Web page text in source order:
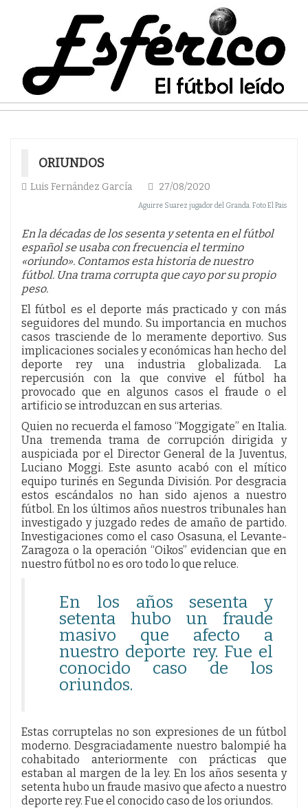
ORIUNDOS
Luis Fernández García 27/08/2020
Aguirre Suarez jugador del Granda. Foto El Pais
En la décadas de los sesenta y setenta en el fútbol
español se usaba con frecuencia el termino
«oriundo». Contamos esta historia de nuestro
fútbol. Una trama corrupta que cayo por su propio
peso.
El fútbol es el deporte más practicado y con más
seguidores del mundo. Su importancia en muchos
casos trasciende de lo meramente deportivo. Sus
implicaciones sociales y económicas han hecho del
deporte rey una industria globalizada. La
repercusión con la que convive el fútbol ha
provocado que en algunos casos el fraude o el
artificio se introduzcan en sus arterias.
Quien no recuerda el famoso “Moggigate” en Italia.
Una tremenda trama de corrupción dirigida y
auspiciada por el Director General de la Juventus,
Luciano Moggi. Este asunto acabó con el mítico
equipo turinés en Segunda División. Por desgracia
estos escándalos no han sido ajenos a nuestro
fútbol. En los últimos años nuestros tribunales han
investigado y juzgado redes de amaño de partido.
Investigaciones como el caso Osasuna, el Levante-
Zaragoza o la operación “Oikos” evidencian que en
nuestro fútbol no es oro todo lo que reluce.
En los años sesenta y
setenta hubo un fraude
masivo que afecto a
nuestro deporte rey. Fue el
conocido caso de los
oriundos.
Estas corruptelas no son expresiones de un fútbol
moderno. Desgraciadamente nuestro balompié ha
cohabitado anteriormente con prácticas que
estaban al margen de la ley. En los años sesenta y
setenta hubo un fraude masivo que afecto a nuestro
deporte rey. Fue el conocido caso de los oriundos.